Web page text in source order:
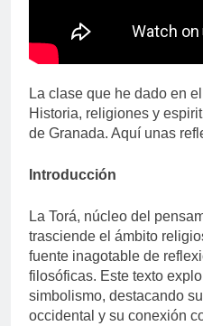
La clase que he dado en
Historia, religiones y
de Granada. Aquí unas
Introducción
La Torá, núcleo del
trasciende el ámbito
fuente inagotable de
filosóficas. Este texto
simbolismo, destacando
occidental y su conexión